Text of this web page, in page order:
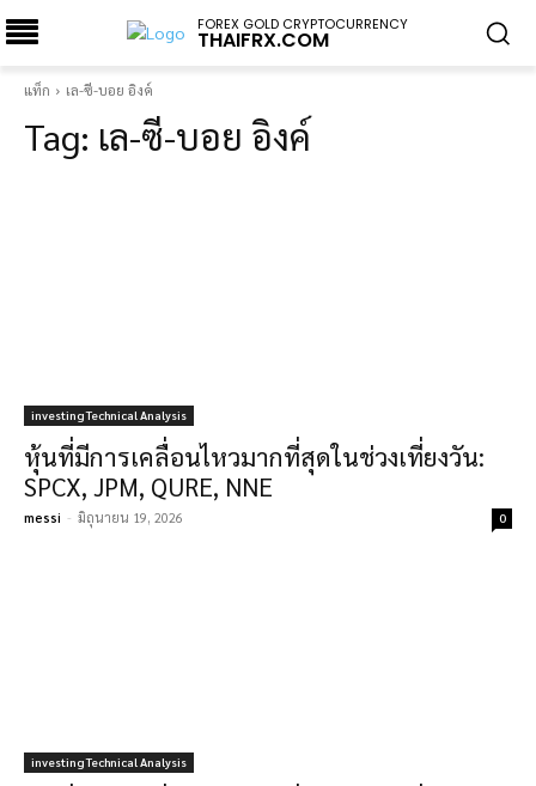
FOREX GOLD CRYPTOCURRENCY
THAIFRX.COM
แท็ก เล-ซี-บอย อิงค์
Tag: เล-ซี-บอย อิงค์
investing Technical Analysis
หุ้นที่มีการเคลื่อนไหวมากที่สุดในช่วงเที่ยงวัน:
SPCX, JPM, QURE, NNE
messi - มิถุนายน 19, 2026 0
investing Technical Analysis